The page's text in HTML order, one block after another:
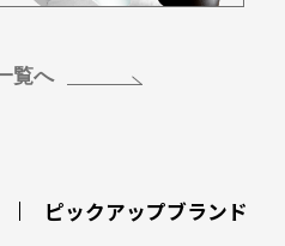
覧へ
ピックアップブランド